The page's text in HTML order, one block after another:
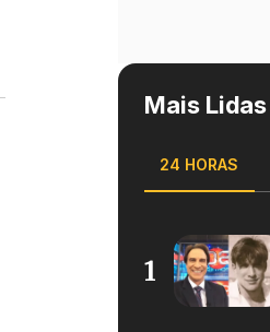
Mais Lidas
24 HORAS
1